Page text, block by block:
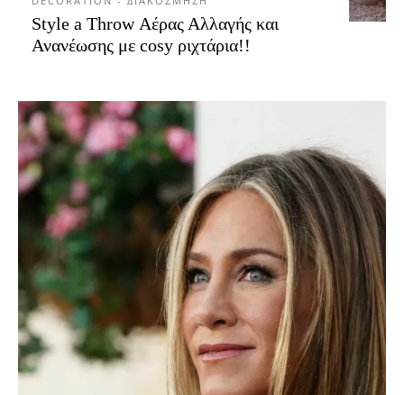
Style a Throw Αέρας Αλλαγής και
Ανανέωσης με cosy ριχτάρια!!